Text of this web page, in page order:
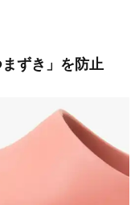
ずき」を防止